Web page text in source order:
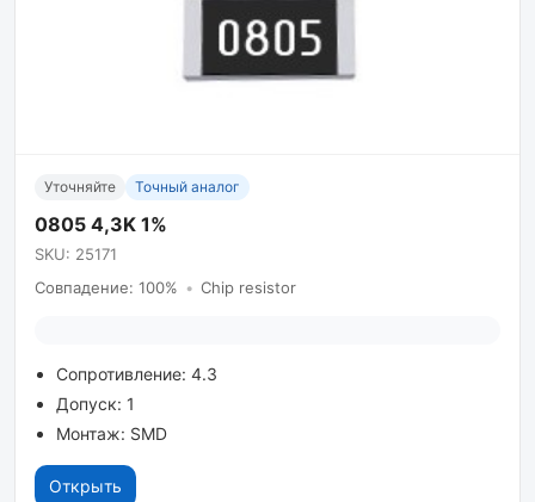
Уточняйте Точный аналог
0805 4,3K 1%
SKU: 25171
Совпадение: 100% • Chip resistor
Сопротивление: 4.3
Допуск: 1
Монтаж: SMD
Открыть